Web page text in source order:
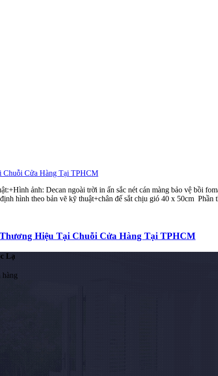
ảnh: Decan ngoài trời in ấn sắc nét cán màng bảo vệ bồi
hình theo bản vẽ kỹ thuật+chân đế sắt chịu gió 40 x 50cm Phần
Hiệu Tại Chuỗi Cửa Hàng Tại TPHCM
Lạ
hàng